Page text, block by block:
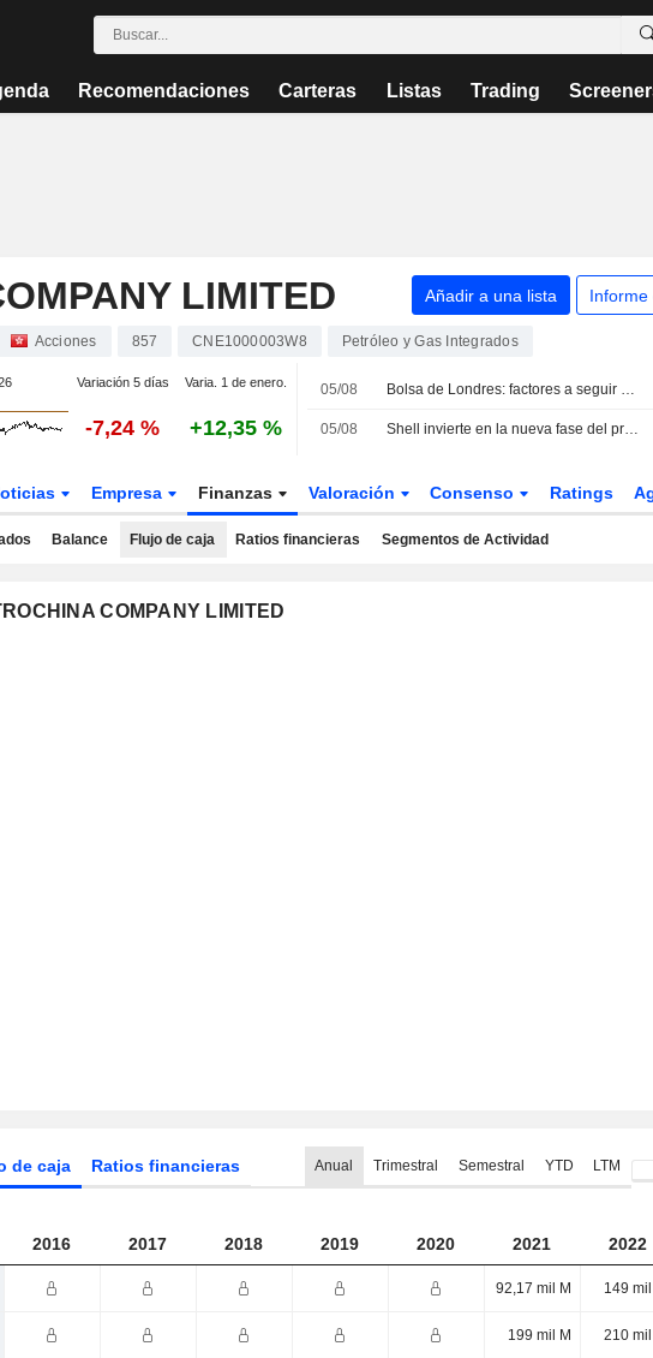
Recomendaciones Carteras Listas Trading
LIMITED Añadir a una lista Informe
Acciones 857 CNE1000003W8 Petróleo y Gas Integrados
Variación 5 días Varia. 1 de enero.
-7,24 % +12,35 %
05/08 Bolsa de Londres: factores a seguir el 5 de agosto
05/08 Shell invierte en la nueva fase del proyecto de gas Surat de Arrow Energy
Empresa Finanzas Valoración Consenso Ratings
Balance Flujo de caja Ratios financieras Segmentos de Actividad
COMPANY LIMITED
de caja Ratios financieras Anual Trimestral Semestral YTD LTM
2016 2017 2018 2019 2020 2021 2022
92,17 mil M 149 mil
199 mil M 210 mil